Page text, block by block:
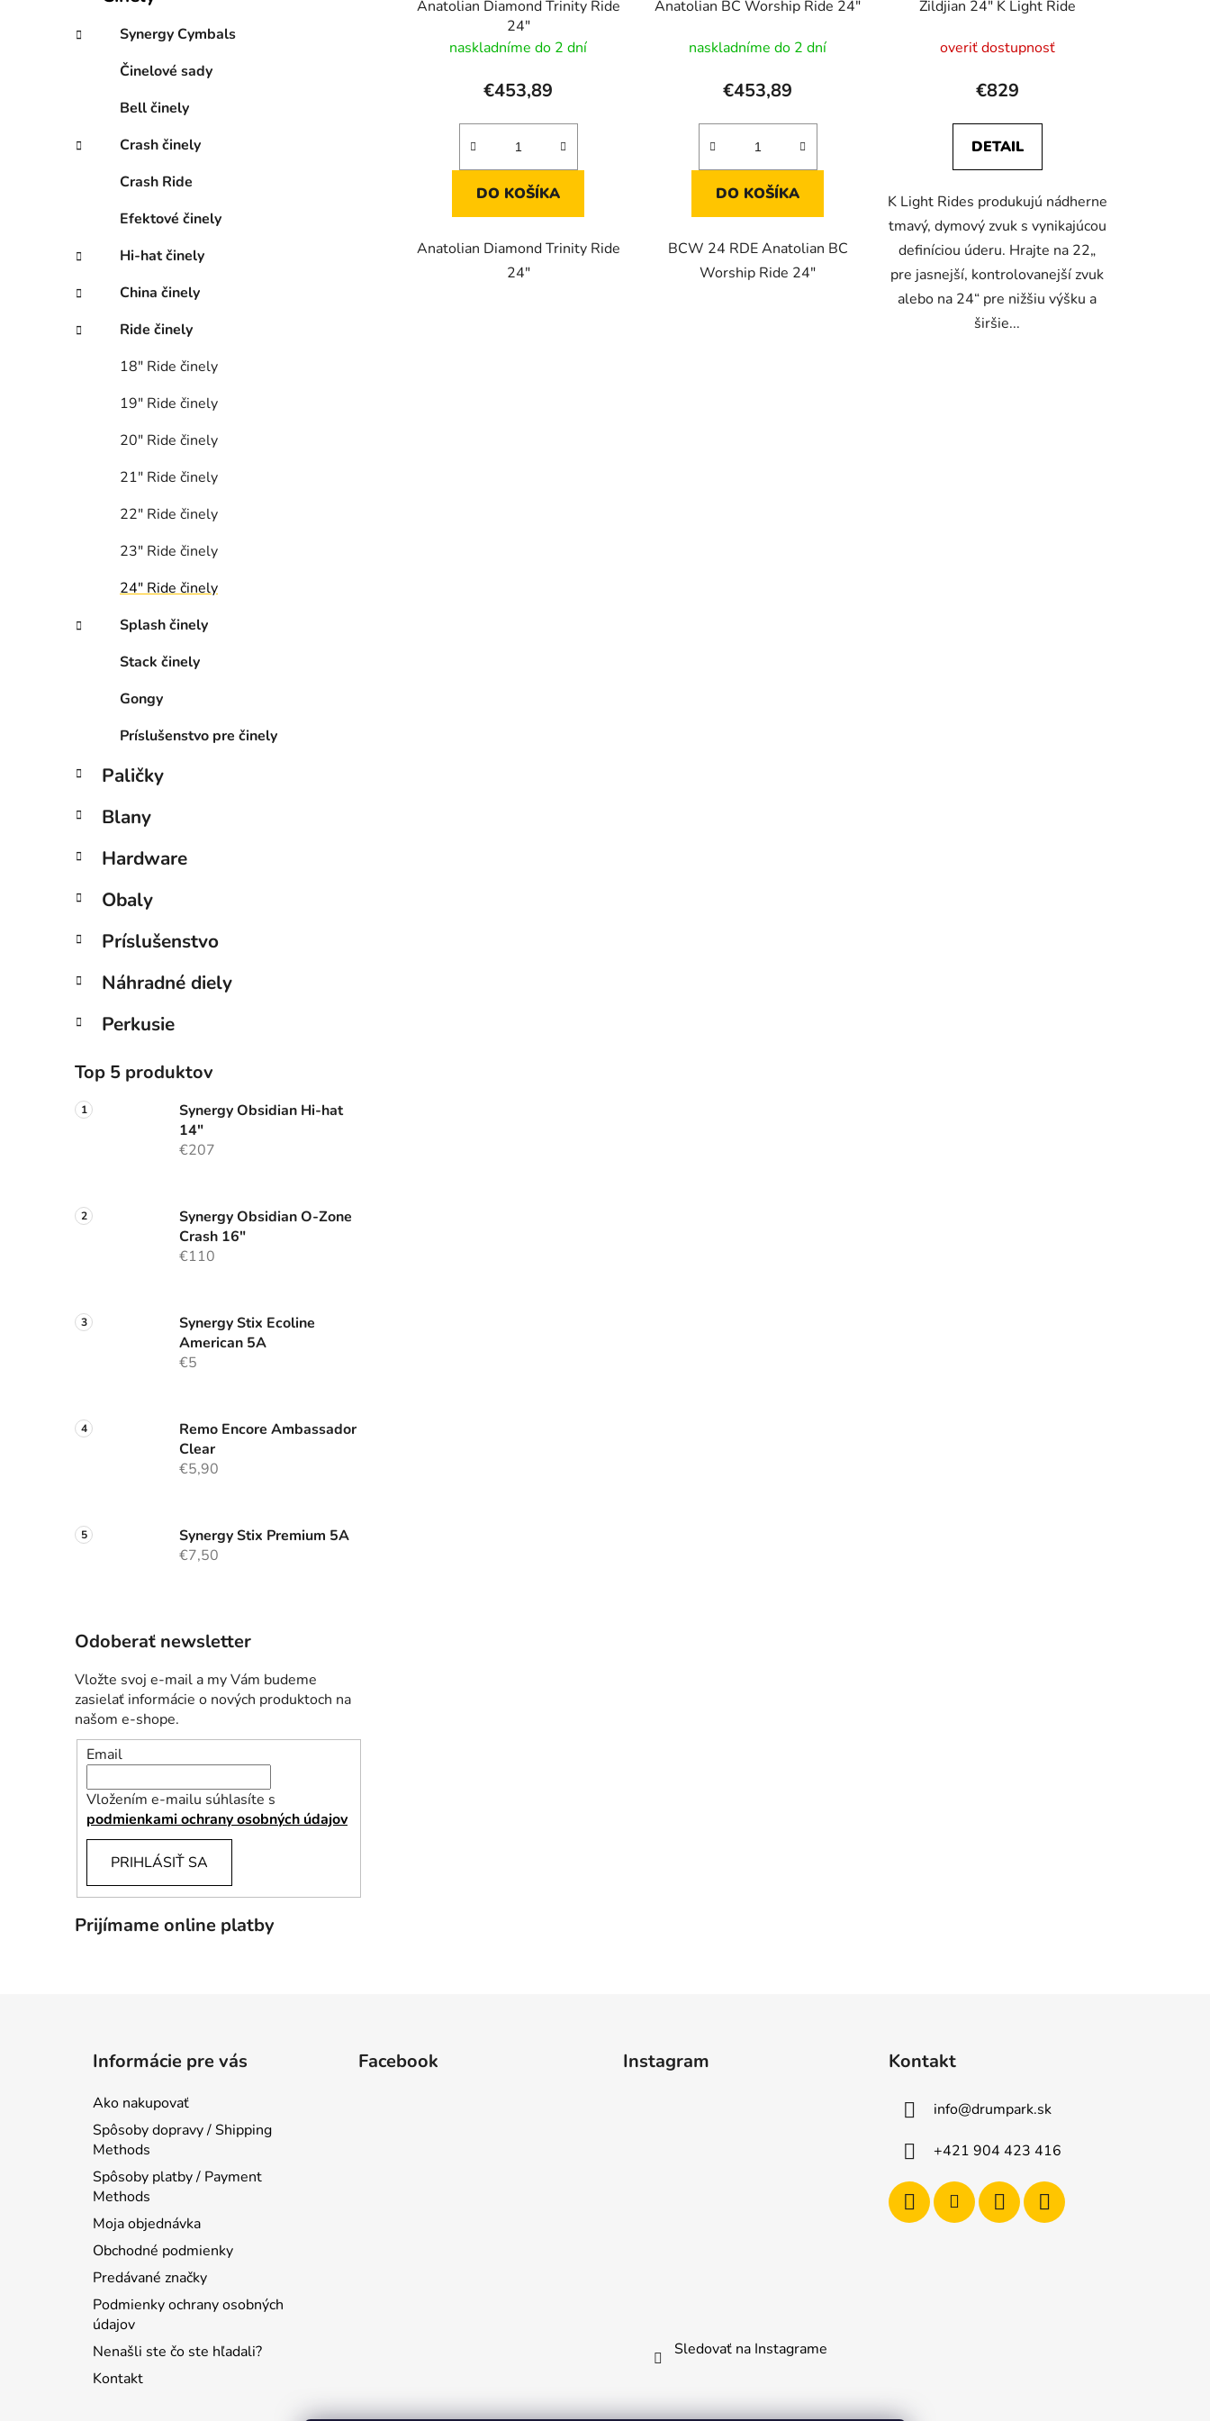
i
Synergy Cymbals
Činelové sady
Bell činely
Crash činely
Crash Ride
Efektové činely
Hi-hat činely
China činely
Ride činely
18″ Ride činely
19″ Ride činely
20″ Ride činely
21″ Ride činely
22″ Ride činely
23″ Ride činely
24″ Ride činely
Splash činely
Stack činely
Gongy
Príslušenstvo pre činely
Paličky
Blany
Hardware
Obaly
Príslušenstvo
Náhradné diely
Perkusie
Top 5 produktov
Synergy Obsidian Hi-hat
14"
€207
Synergy Obsidian O-Zone
Crash 16"
€110
Synergy Stix Ecoline
American 5A
€5
Remo Encore Ambassador
Clear
€5,90
Synergy Stix Premium 5A
€7,50
Odoberať newsletter
Vložte svoj e-mail a my Vám budeme
zasielať informácie o nových produktoch na
našom e-shope.
Email
Vložením e-mailu súhlasíte s
podmienkami ochrany osobných údajov
PRIHLÁSIŤ SA
Prijímame online platby
Anatolian Diamond Trinity Ride
24"
naskladníme do 2 dní
€453,89
DO KOŠÍKA
Anatolian Diamond Trinity Ride
24"
Anatolian BC Worship Ride 24"
naskladníme do 2 dní
€453,89
DO KOŠÍKA
BCW 24 RDE Anatolian BC
Worship Ride 24"
Zildjian 24" K Light Ride
overiť dostupnosť
€829
DETAIL
K Light Rides produkujú nádherne
tmavý, dymový zvuk s vynikajúcou
definíciou úderu. Hrajte na 22„
pre jasnejší, kontrolovanejší zvuk
alebo na 24“ pre nižšiu výšku a
širšie...
Informácie pre vás
Ako nakupovať
Spôsoby dopravy / Shipping
Methods
Spôsoby platby / Payment
Methods
Moja objednávka
Obchodné podmienky
Predávané značky
Podmienky ochrany osobných
údajov
Nenašli ste čo ste hľadali?
Kontakt
Facebook Instagram
Sledovať na Instagrame
Kontakt
info@drumpark.sk
+421 904 423 416